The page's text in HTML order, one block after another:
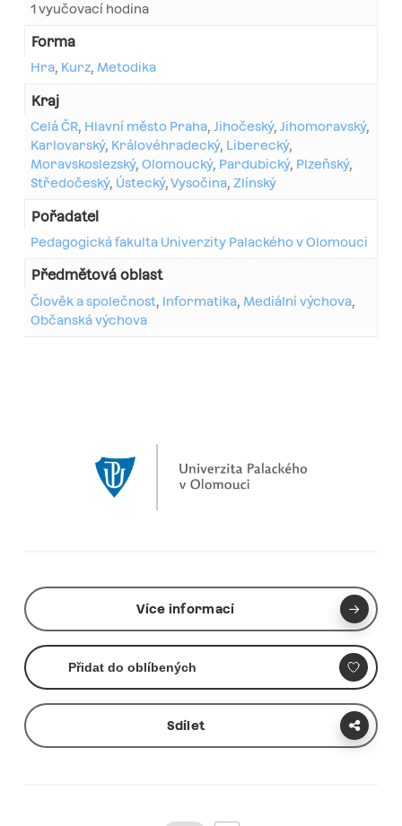
1 vyučovací hodina
Forma
Hra, Kurz, Metodika
Kraj
Celá ČR, Hlavní město Praha, Jihočeský, Jihomoravský,
Karlovarský, Královéhradecký, Liberecký,
Moravskoslezský, Olomoucký, Pardubický, Plzeňský,
Středočeský, Ústecký,Vysočina, Zlínský
Pořadatel
Pedagogická fakulta Univerzity Palackého v Olomouci
Předmětová oblast
Člověk a společnost, Informatika, Mediální výchova,
Občanská výchova
Více informací
Přidat do oblíbených
Sdílet